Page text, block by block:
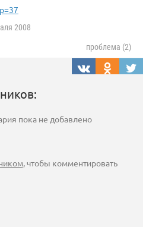
2008
проблема (2)
пока не добавлено
, чтобы комментировать